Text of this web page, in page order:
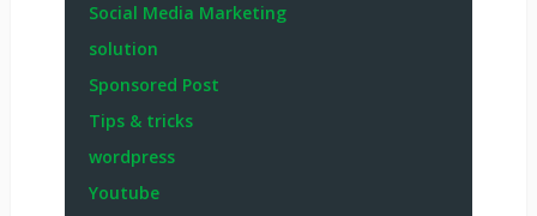
Social Media Marketing
solution
Sponsored Post
Tips & tricks
wordpress
Youtube